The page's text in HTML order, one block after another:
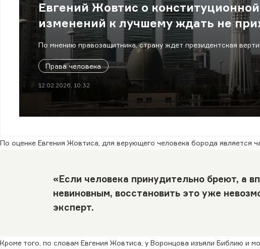
Евгений Жовтис о
изменений к лучшему ждать не
По мнению правозащитника, страну ждет президентская
Права человека
12.02.2026, 10:32
По оценке Евгения Жовтиса, для верующего человека борода является
«Если человека принудительно бреют, а
невиновным, восстановить это уже
эксперт.
Кроме того, по словам Евгения Жовтиса, у Воронцова изъяли Библию и